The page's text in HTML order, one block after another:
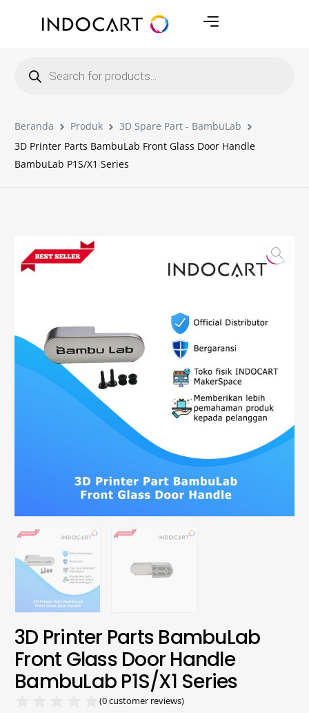
Beranda Produk
3D Spare Part - BambuLab
3D Printer Parts BambuLab Front Glass Door Handle
BambuLab P1S/X1 Series
3D Printer Parts BambuLab
Front Glass Door Handle
BambuLab P1S/X1 Series
(0customer reviews)